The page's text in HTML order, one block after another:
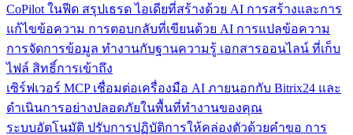
CoPilot ในฟีด สรุปเธรด ไอเดียที่สร้างด้วย AI การสร้างและการ
แก้ไขข้อความ การตอบกลับที่เขียนด้วย AI การแปลข้อความ
การจัดการข้อมูล ทำงานกับฐานความรู้ เอกสารออนไลน์ ที่เก็บ
ไฟล์ สิทธิ์การเข้าถึง
เซิร์ฟเวอร์ MCP เชื่อมต่อเครื่องมือ AI ภายนอกกับ Bitrix24 และ
ดำเนินการอย่างปลอดภัยในพื้นที่ทำงานของคุณ
ระบบอัตโนมัติ ปรับการปฏิบัติการให้คล่องตัวด้วยคำขอ การ